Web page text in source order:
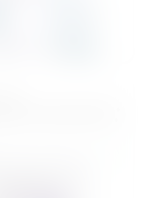
มิก
พิ่มความอุดมสมบูรณ์ของดิน ♦
และความหนาแน่นของราก ♦